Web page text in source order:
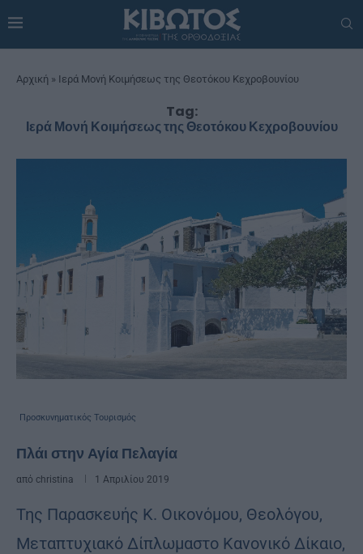
Αρχική » Ιερά Μονή Κοιμήσεως της Θεοτόκου Κεχροβουνίου
Tag:
Ιερά Μονή Κοιμήσεως της Θεοτόκου Κεχροβουνίου
Προσκυνηματικός Τουρισμός
Πλάι στην Αγία Πελαγία
από christina 1 Απριλίου 2019
Της Παρασκευής Κ. Οικονόμου, Θεολόγου,
Μεταπτυχιακό Δίπλωμαστο Κανονικό Δίκαιο,